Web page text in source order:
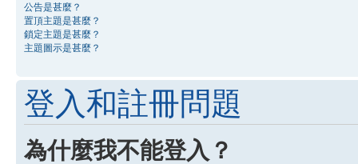
公告是甚麼？
置頂主題是甚麼？
鎖定主題是甚麼？
主題圖示是甚麼？
登入和註冊問題
為什麼我不能登入？